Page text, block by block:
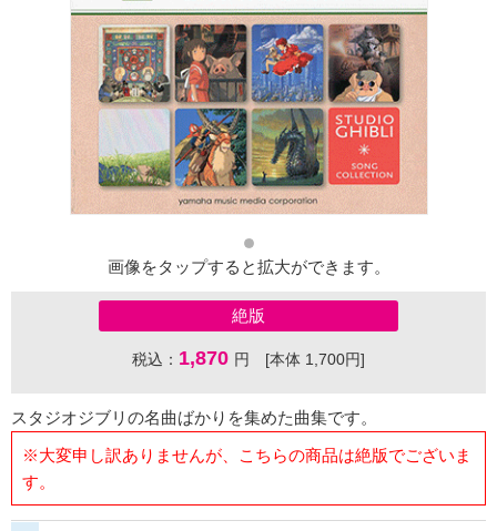
画像をタップすると拡大ができます。
絶版
税込： 1,870 円 [本体 1,700円]
スタジオジブリの名曲ばかりを集めた曲集です。
※大変申し訳ありませんが、こちらの商品は絶版でございま
す。